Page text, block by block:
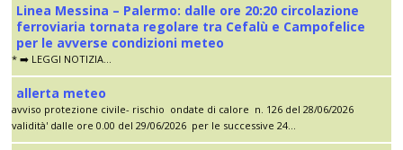
Linea Messina – Palermo: dalle ore 20:20 circolazione
ferroviaria tornata regolare tra Cefalù e Campofelice
per le avverse condizioni meteo
* ➡️ LEGGI NOTIZIA...
allerta meteo
avviso protezione civile- rischio ondate di calore n. 126 del 28/06/2026
validità' dalle ore 0.00 del 29/06/2026 per le successive 24...